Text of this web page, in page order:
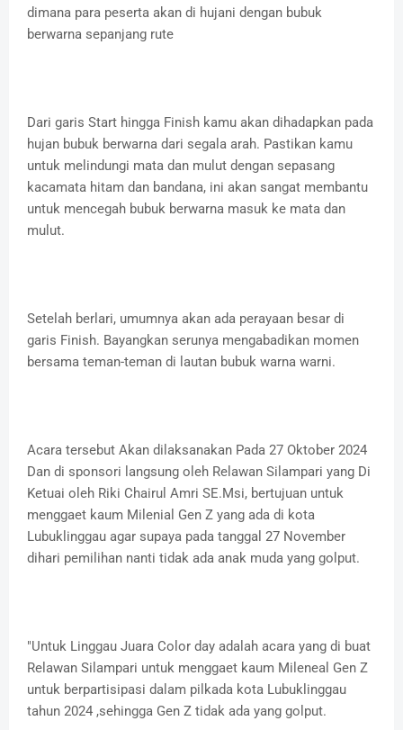
dimana para peserta akan di hujani dengan bubuk
berwarna sepanjang rute
Dari garis Start hingga Finish kamu akan dihadapkan pada
hujan bubuk berwarna dari segala arah. Pastikan kamu
untuk melindungi mata dan mulut dengan sepasang
kacamata hitam dan bandana, ini akan sangat membantu
untuk mencegah bubuk berwarna masuk ke mata dan
mulut.
Setelah berlari, umumnya akan ada perayaan besar di
garis Finish. Bayangkan serunya mengabadikan momen
bersama teman-teman di lautan bubuk warna warni.
Acara tersebut Akan dilaksanakan Pada 27 Oktober 2024
Dan di sponsori langsung oleh Relawan Silampari yang Di
Ketuai oleh Riki Chairul Amri SE.Msi, bertujuan untuk
menggaet kaum Milenial Gen Z yang ada di kota
Lubuklinggau agar supaya pada tanggal 27 November
dihari pemilihan nanti tidak ada anak muda yang golput.
"Untuk Linggau Juara Color day adalah acara yang di buat
Relawan Silampari untuk menggaet kaum Mileneal Gen Z
untuk berpartisipasi dalam pilkada kota Lubuklinggau
tahun 2024 ,sehingga Gen Z tidak ada yang golput.